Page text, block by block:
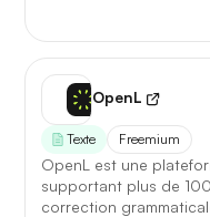
OpenL
Texte Freemium
OpenL est une
supportant plus de
correction